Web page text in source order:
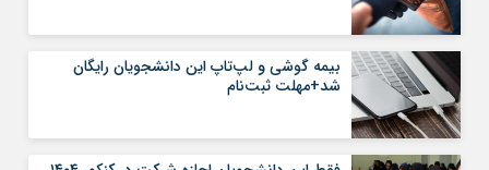
بیمه گوشی و لپ‌تاپ این دانشجویان رایگان
شد+مهلت ثبت‌نام